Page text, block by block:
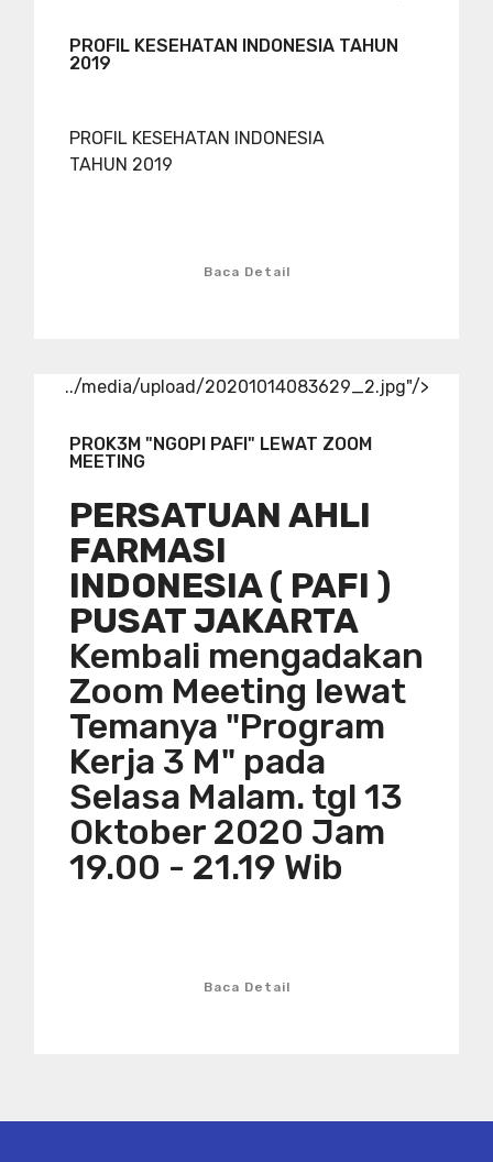
PROFIL KESEHATAN INDONESIA TAHUN
2019
PROFIL KESEHATAN INDONESIA
TAHUN 2019
Baca Detail
../media/upload/20201014083629_2.jpg"/>
PROK3M "NGOPI PAFI" LEWAT ZOOM
MEETING
PERSATUAN AHLI
FARMASI
INDONESIA ( PAFI )
PUSAT JAKARTA
Kembali mengadakan
Zoom Meeting lewat
Temanya "Program
Kerja 3 M" pada
Selasa Malam. tgl 13
Oktober 2020 Jam
19.00 - 21.19 Wib
Baca Detail